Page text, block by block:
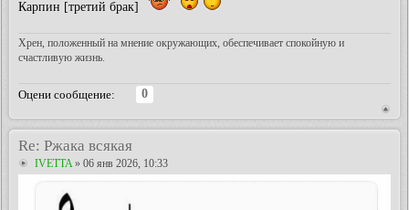
Карпин [третий брак]
Хрен, положенный на мнение окружающих, обеспечивает спокойную и
счастливую жизнь.
Оцени сообщение:
0
Re: Ржака всякая
IVETTA» 06 янв 2026, 10:33